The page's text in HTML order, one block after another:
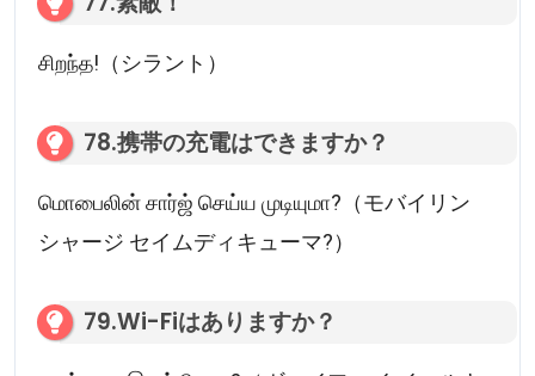
சிறந்த!（シラント）
78.携帯の充電はできますか？
மொபைலின் சார்ஜ் செய்ய முடியுமா?（モバイリン
シャージ セイムディキューマ?）
79.Wi-Fiはありますか？